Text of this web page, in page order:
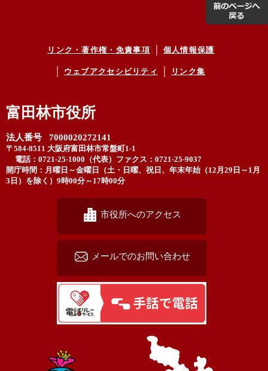
リンク・著作権・免責事項 個人情報保護
ウェブアクセシビリティ リンク集
富田林市役所
法人番号 7000020272141
〒584-8511 大阪府富田林市常盤町1-1
電話：0721-25-1000（代表） ファクス：0721-25-9037
開庁時間：月曜日～金曜日（土・日曜、祝日、年末年始（12月29日～1月
3日）を除く）9時00分～17時00分
市役所へのアクセス
メールでのお問い合わせ